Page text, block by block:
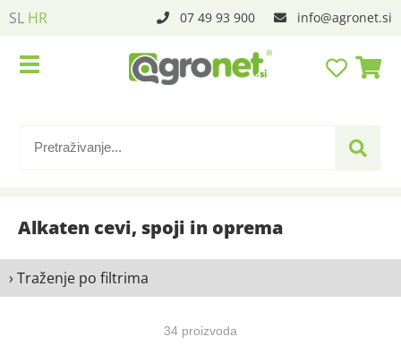
SL HR 07 49 93 900 info agronet.si
Alkaten cevi, spoji in oprema
› Traženje po filtrima
34 proizvoda